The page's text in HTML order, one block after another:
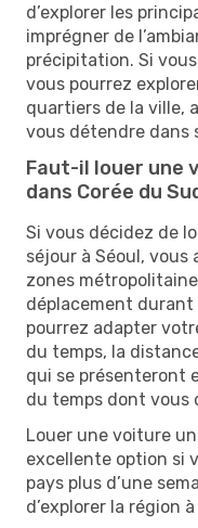
d’explorer les
imprégner de
précipitation. Si
vous pourrez
quartiers de la ville,
vous détendre dans
Faut-il louer une
dans Corée du
Si vous décidez de
séjour à Séoul,
zones
déplacement durant
pourrez adapter
du temps, la
qui se présenteront
du temps dont vous
Louer une voiture
excellente option si
pays plus d’une
d’explorer la région